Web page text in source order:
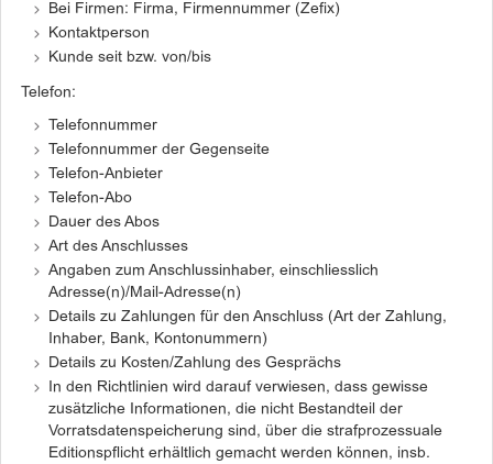
Bei Firmen: Firma, Firmennummer (Zefix)
Kontaktperson
Kunde seit bzw. von/bis
Telefon:
Telefonnummer
Telefonnummer der Gegenseite
Telefon-Anbieter
Telefon-Abo
Dauer des Abos
Art des Anschlusses
Angaben zum Anschlussinhaber, einschliesslich
Adresse(n)/Mail-Adresse(n)
Details zu Zahlungen für den Anschluss (Art der Zahlung,
Inhaber, Bank, Kontonummern)
Details zu Kosten/Zahlung des Gesprächs
In den Richtlinien wird darauf verwiesen, dass gewisse
zusätzliche Informationen, die nicht Bestandteil der
Vorratsdatenspeicherung sind, über die strafprozessuale
Editionspflicht erhältlich gemacht werden können, insb.